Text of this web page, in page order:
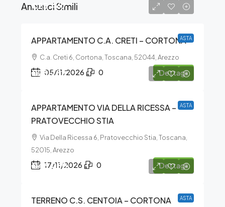
Annunci Simili
ASTA
€25.467
APPARTAMENTO C.A. CRETI – CORTONA
C.a. Creti 6, Cortona, Toscana, 52044, Arezzo
05/11/2026 0 Dettagli
ASTA
€28.282
APPARTAMENTO VIA DELLA RICESSA –
PRATOVECCHIO STIA
Via Della Ricessa 6, Pratovecchio Stia, Toscana,
52015, Arezzo
17/11/2026 0 Dettagli
ASTA
€46.080
TERRENO C.S. CENTOIA – CORTONA